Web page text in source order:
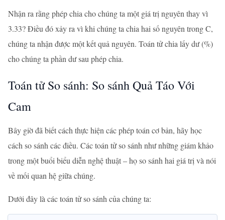
Nhận ra rằng phép chia cho chúng ta một giá trị nguyên thay vì
3.33? Điều đó xảy ra vì khi chúng ta chia hai số nguyên trong C,
chúng ta nhận được một kết quả nguyên. Toán tử chia lấy dư (%)
cho chúng ta phần dư sau phép chia.
Toán tử So sánh: So sánh Quả Táo Với
Cam
Bây giờ đã biết cách thực hiện các phép toán cơ bản, hãy học
cách so sánh các điều. Các toán tử so sánh như những giám khảo
trong một buổi biểu diễn nghệ thuật – họ so sánh hai giá trị và nói
về mối quan hệ giữa chúng.
Dưới đây là các toán tử so sánh của chúng ta: